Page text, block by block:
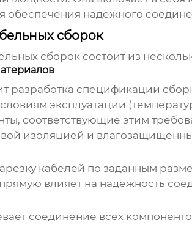
обеспечения надежного
сборок
сбороксостоит из
разработка спецификации
эксплуатации
соответствующие этим
изоляцией и
кабелей по заданным
влияет на надежность
соединение всех